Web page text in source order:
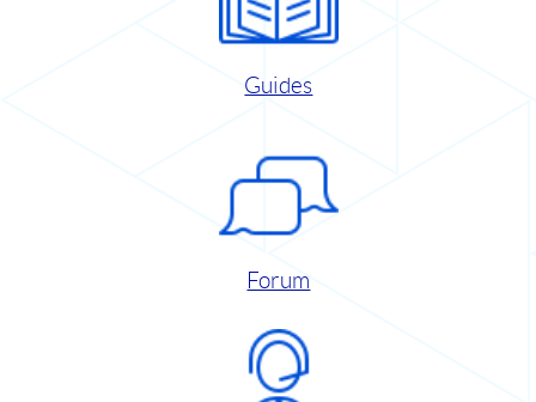
Guides
Forum